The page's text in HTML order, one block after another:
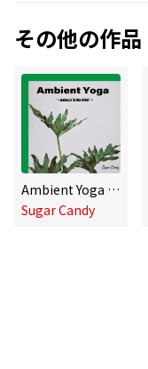
その他の作品
Ambient Yoga 〜Balance in the Mind〜
Sugar Candy